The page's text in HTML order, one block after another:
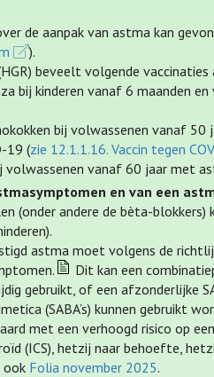
de aanpak van astma kan
).
beveelt volgende
bij kinderen vanaf 6 maanden
bij volwassenen vanaf 50
19 (zie 12.1.1.16. Vaccin tegen
volwassenen vanaf 60 jaar met
en van een
(onder andere de bèta-
astma moet volgens de
Dit kan een
gebruikt, of een afzonderlijke
(SABA’s) kunnen gebruikt
met een verhoogd risico op
(ICS), hetzij naar behoefte,
ook Folia november 2025.